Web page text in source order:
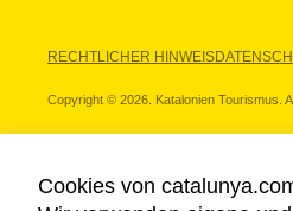
RECHTLICHER HINWEIS
Copyright © 2026. Katalonien Tourismus.
Cookies von